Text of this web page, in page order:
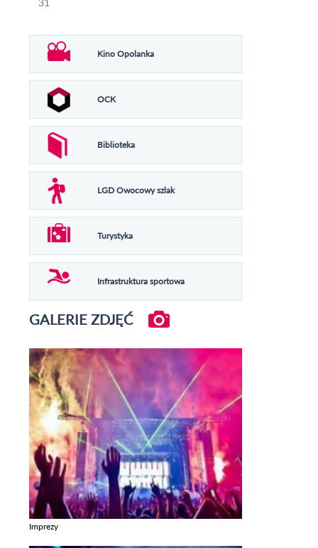
31
Kino Opolanka
OCK
Biblioteka
LGD Owocowy szlak
Turystyka
Infrastruktura sportowa
GALERIE ZDJĘĆ
Imprezy